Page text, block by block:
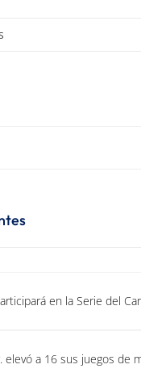
en la Serie del
elevó a 16 sus juegos de